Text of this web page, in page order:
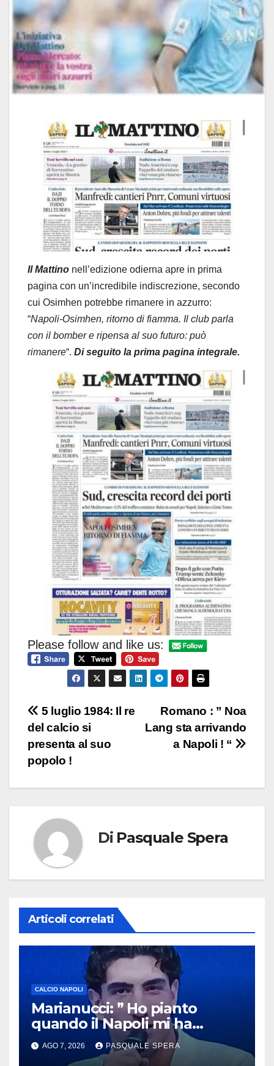
Il Mattino nell’edizione odierna apre in prima
pagina con un’incredibile indiscrezione, secondo
cui Osimhen potrebbe rimanere in azzurro:
“Napoli-Osimhen, ritorno di fiamma. Il club parla
con il bomber e ripensa al suo futuro: può
rimanere“. Di seguito la prima pagina integrale.
Please follow and like us:
Navigazione
articoli
Romano : ” Noa
Lang sta arrivando
a Napoli ! “
5 luglio 1984: Il re
del calcio si
presenta al suo
popolo !
Di Pasquale Spera
Articoli correlati
CALCIO NAPOLI
Marianucci: ” Ho pianto
quando il Napoli mi ha
chiamato !”
AGO 7, 2026 PASQUALE SPERA